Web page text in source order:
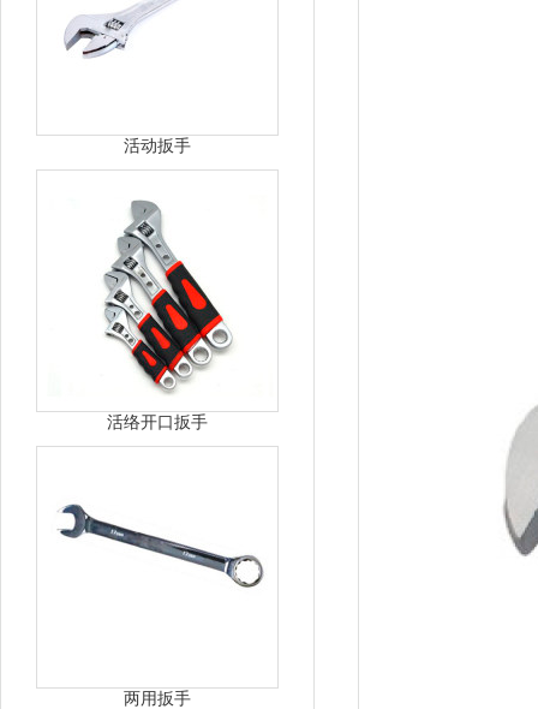
活动扳手
活络开口扳手
两用扳手